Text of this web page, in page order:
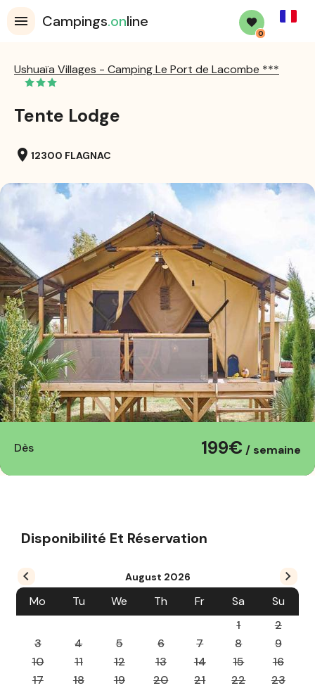
Campings.online
0
Ushuaïa Villages - Camping Le Port de Lacombe ***
Tente Lodge
location_on 12300 FLAGNAC
Dès 199€ / semaine
Disponibilité Et Réservation
August 2026
Mo Tu We Th Fr Sa
Su
1
2
3
4 5 6 7 8
9
10
11 12 13 14 15
16
17
18 19 20 21 22
23